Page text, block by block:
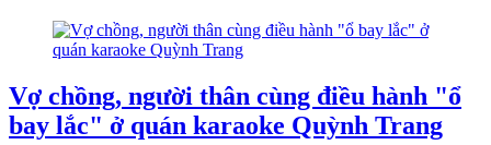
Vợ chồng, người thân cùng điều hành "ổ
bay lắc" ở quán karaoke Quỳnh Trang